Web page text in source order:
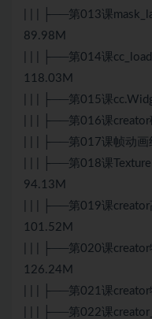
| | | ├──第013课
89.98M
| | | ├──第014课
118.03M
| | | ├──第015课
| | | ├──第016课
| | | ├──第017课帧动
| | | ├──第018课
94.13M
| | | ├──第019课
101.52M
| | | ├──第020课
126.24M
| | | ├──第021课
| | | ├──第022课